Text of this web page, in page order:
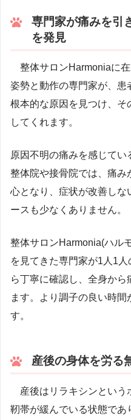
専門家が痛みを引
を発見
整体サロンHarmoniaに在
姿勢と動作の専門家が、
根本的な原因を見つけ、そ
してくれます。
原因不明の痛みを感じて
整体院や接骨院では、痛み
心となり、症状が改善しな
ースも少なくありません。
整体サロンHarmonia(ハル
を見てきた専門家が1人1
ら丁寧に確認し、全身から
ます。より調子の良い時間
す。
産後の身体を労る
産後はリラキシンという
靭帯が緩んでいる状態であ